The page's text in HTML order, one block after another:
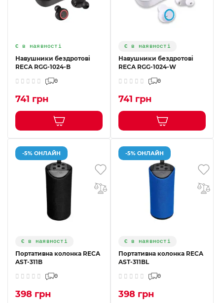
Є в наявності
Навушники бездротові
RECA RGG-1024-B
0
741 грн
Є в наявності
Навушники бездротові
RECA RGG-1024-W
0
741 грн
-5% ОНЛАЙН
Є в наявності
Портативна колонка RECA
AST-311B
0
398 грн
-5% ОНЛАЙН
Є в наявності
Портативна колонка RECA
AST-311BL
0
398 грн